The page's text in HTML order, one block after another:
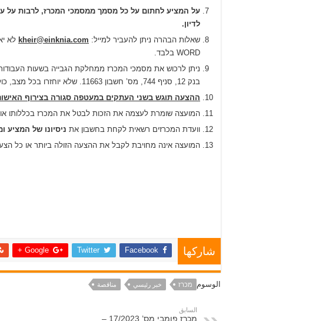
על המציע לחתום על כל מסמך ממסמכי המכרז, לרבות על
לדיון.
שאלות הבהרה ניתן להעביר למייל: kheir@einknia.com לא
WORD בלבד.
בנק 12, סניף 744, מס’ חשבון 11663. שלא יוחזרו בכל מצב, כולל ביטול המכרז מכל סיבה.
ההצעה תוגש בשני העתקים במעטפה סגורה בצירוף
המועצה שומרת לעצמה את הזכות לבטל את המכרז בכללותו
וועדת המכרזים רשאית לקחת בחשבון את ניסיונו של המציע
המועצה אינה מחויבת לקבל את ההצעה הזולה ביותר או כל
شاركها Facebook
Twitter
Google +
الوسوم מכרז خبر رئيسي مناقصة
السابق
מכרז פומבי מס’ 17/2023 –